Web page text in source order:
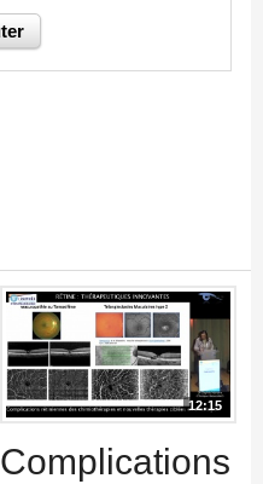
12:15
Complications